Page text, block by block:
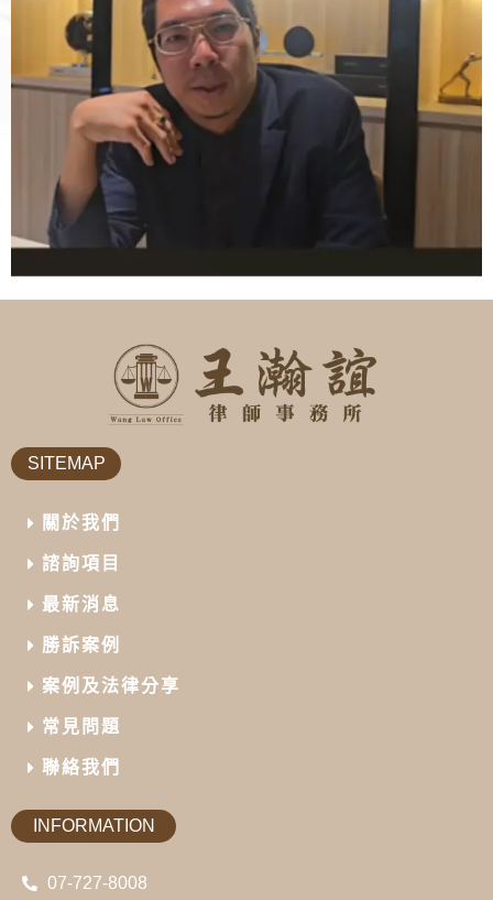
SITEMAP
關於我們
諮詢項目
最新消息
勝訴案例
案例及法律分享
常見問題
聯絡我們
INFORMATION
07-727-8008